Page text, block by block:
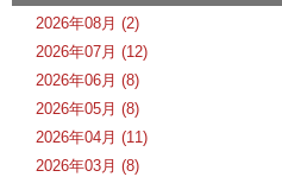
2026年08月 (2)
2026年07月 (12)
2026年06月 (8)
2026年05月 (8)
2026年04月 (11)
2026年03月 (8)